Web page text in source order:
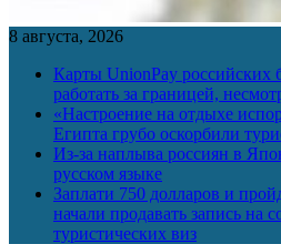
8 августа, 2026
Карты UnionPay российских
работать за границей,
«Настроение на отдыхе
Египта грубо оскорбили
Из-за наплыва россиян в
русском языке
Заплати 750 долларов и
начали продавать запись на
туристических виз